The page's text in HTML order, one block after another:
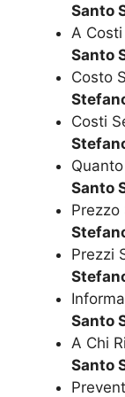
Santo
A
Santo
Costo
Costi
Santo
Prezzo
Prezzi
Santo
A Chi
Santo